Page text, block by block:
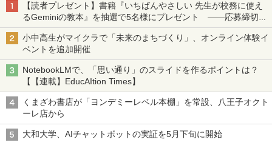
【読者プレゼント】書籍『いちばんやさしい 先生が校務に使え
るGeminiの教本』を抽選で5名様にプレゼント ――応募締切は
2026年8月12日（水）まで
小中高生がマイクラで「未来のまちづくり」、オンライン体験イ
ベントを追加開催
NotebookLMで、「思い通り」のスライドを作るポイントは？
【【連載】EducAItion Times】
くまざわ書店が「ヨンデミーレベル本棚」を常設、八王子オクト
ーレ店から
大和大学、AIチャットボットの実証を5月下旬に開始